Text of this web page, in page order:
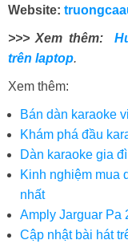
Website:
>>> Xem thêm:
trên laptop​.
Xem thêm:
Bán dàn karaoke
Khám phá đầu
Dàn karaoke gia
Kinh nghiệm mua
nhất
Amply Jarguar Pa
Cập nhật bài hát